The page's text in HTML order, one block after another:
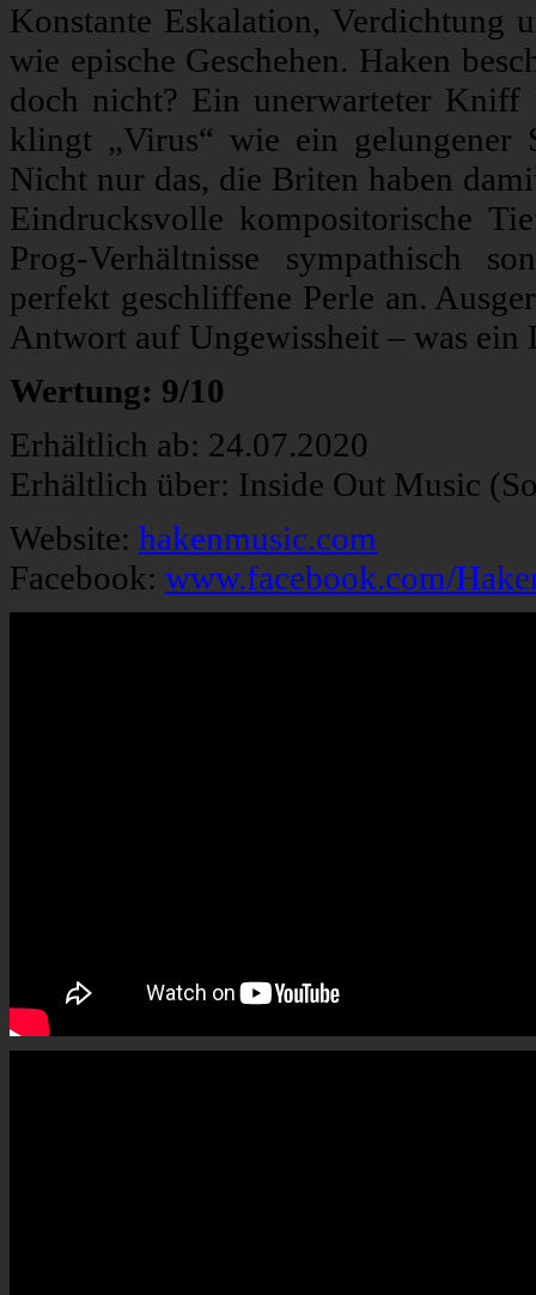
Konstante Eskalation, Verdichtung
wie epische Geschehen. Haken
doch nicht? Ein unerwarteter Kniff
klingt „Virus“ wie ein gelungener
Nicht nur das, die Briten haben
Eindrucksvolle kompositorische
Prog-Verhältnisse sympathisch
perfekt geschliffene Perle an.
Antwort auf Ungewissheit – was ein
Wertung: 9/10
Erhältlich ab: 24.07.2020
Erhältlich über: Inside Out Music
Website: hakenmusic.com
Facebook: www.facebook.com/